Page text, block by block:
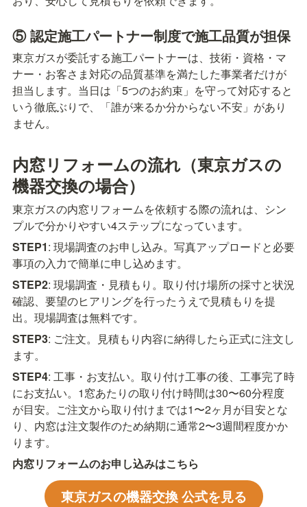
⑤ 認定施工パートナー制度で施工品質が担保
東京ガスが委託する施工パートナーは、技術・資格・マ
ナー・お客さま対応の品質基準を満たした事業者だけが
担当します。当日は「5つのお約束」を守って対応すると
いう徹底ぶりで、「誰が来るか分からない不安」があり
ません。
内窓リフォームの流れ（東京ガスの
機器交換の場合）
東京ガスの内窓リフォームを依頼する際の流れは、シン
プルで分かりやすい4ステップになっています。
STEP1: 現場調査のお申し込み。写真アップロードと必要
事項の入力で簡単に申し込めます。
STEP2: 現場調査・見積もり。取り付け場所の採寸と状況
確認、要望のヒアリングを行ったうえで見積もりを提
出。現場調査は無料です。
STEP3: ご注文。見積もり内容に納得したら正式に注文し
ます。
STEP4: 工事・お支払い。取り付け工事の後、工事完了時
にお支払い。1窓あたりの取り付け時間は30〜60分程度
が目安。ご注文から取り付けまでは1〜2ヶ月が目安とな
り、内窓は注文製作のため納期に通常2〜3週間程度かか
ります。
内窓リフォームのお申し込みはこちら
東京ガスの機器交換 公式を見る